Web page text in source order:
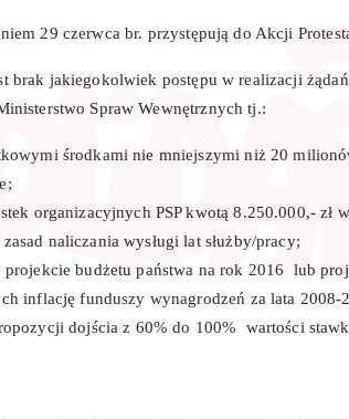
29 czerwca br. przystępują do Akcji
brak jakiegokolwiek postępu w realizacji
Spraw Wewnętrznych tj.:
środkami nie mniejszymi niż 20
organizacyjnych PSP kwotą 8.250.000,- zł
zasad naliczania wysługi lat służby/pracy;
projekcie budżetu państwa na rok 2016 lub
inflację funduszy wynagrodzeń za lata 2008-
dojścia z 60% do 100% wartości